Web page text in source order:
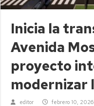
Inicia la
Avenida
proyecto
modernizar
editor febrero 10, 2026